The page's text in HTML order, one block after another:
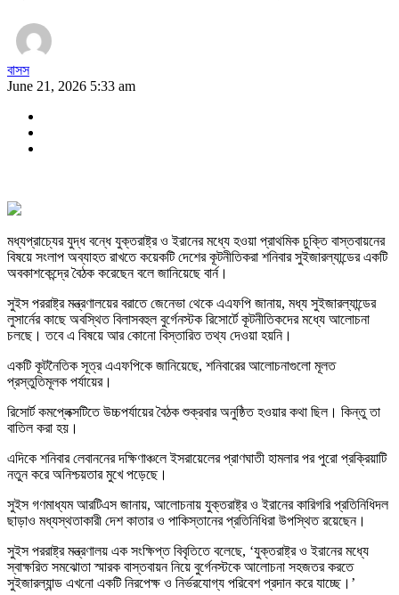
বাসস
June 21, 2026 5:33 am
মধ্যপ্রাচ্যের যুদ্ধ বন্ধে যুক্তরাষ্ট্র ও ইরানের মধ্যে হওয়া প্রাথমিক চুক্তি বাস্তবায়নের
বিষয়ে সংলাপ অব্যাহত রাখতে কয়েকটি দেশের কূটনীতিকরা শনিবার সুইজারল্যান্ডের একটি
অবকাশকেন্দ্রে বৈঠক করেছেন বলে জানিয়েছে বার্ন।
সুইস পররাষ্ট্র মন্ত্রণালয়ের বরাতে জেনেভা থেকে এএফপি জানায়, মধ্য সুইজারল্যান্ডের
লুসার্নের কাছে অবস্থিত বিলাসবহুল বুর্গেনস্টক রিসোর্টে কূটনীতিকদের মধ্যে আলোচনা
চলছে। তবে এ বিষয়ে আর কোনো বিস্তারিত তথ্য দেওয়া হয়নি।
একটি কূটনৈতিক সূত্র এএফপিকে জানিয়েছে, শনিবারের আলোচনাগুলো মূলত
প্রস্তুতিমূলক পর্যায়ের।
রিসোর্ট কমপ্লেক্সটিতে উচ্চপর্যায়ের বৈঠক শুক্রবার অনুষ্ঠিত হওয়ার কথা ছিল। কিন্তু তা
বাতিল করা হয়।
এদিকে শনিবার লেবাননের দক্ষিণাঞ্চলে ইসরায়েলের প্রাণঘাতী হামলার পর পুরো প্রক্রিয়াটি
নতুন করে অনিশ্চয়তার মুখে পড়েছে।
সুইস গণমাধ্যম আরটিএস জানায়, আলোচনায় যুক্তরাষ্ট্র ও ইরানের কারিগরি প্রতিনিধিদল
ছাড়াও মধ্যস্থতাকারী দেশ কাতার ও পাকিস্তানের প্রতিনিধিরা উপস্থিত রয়েছেন।
সুইস পররাষ্ট্র মন্ত্রণালয় এক সংক্ষিপ্ত বিবৃতিতে বলেছে, ‘যুক্তরাষ্ট্র ও ইরানের মধ্যে
স্বাক্ষরিত সমঝোতা স্মারক বাস্তবায়ন নিয়ে বুর্গেনস্টকে আলোচনা সহজতর করতে
সুইজারল্যান্ড এখনো একটি নিরপেক্ষ ও নির্ভরযোগ্য পরিবেশ প্রদান করে যাচ্ছে।’